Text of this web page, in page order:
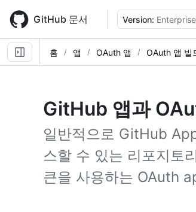
main
content
GitHub 문서 Version:
홈 앱 OAuth 앱 OAuth 앱 빌
GitHub 앱과
일반적으로 GitHub
스할 수 있는 리포지토
큰을 사용하는 OAuth